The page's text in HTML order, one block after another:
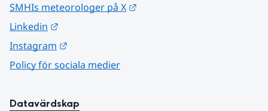
SMHIs meteorologer på X
Linkedin
Instagram
Policy för sociala medier
Datavärdskap